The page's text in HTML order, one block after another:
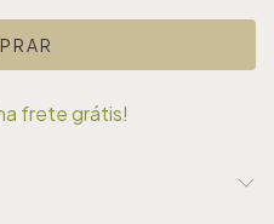
frete grátis!